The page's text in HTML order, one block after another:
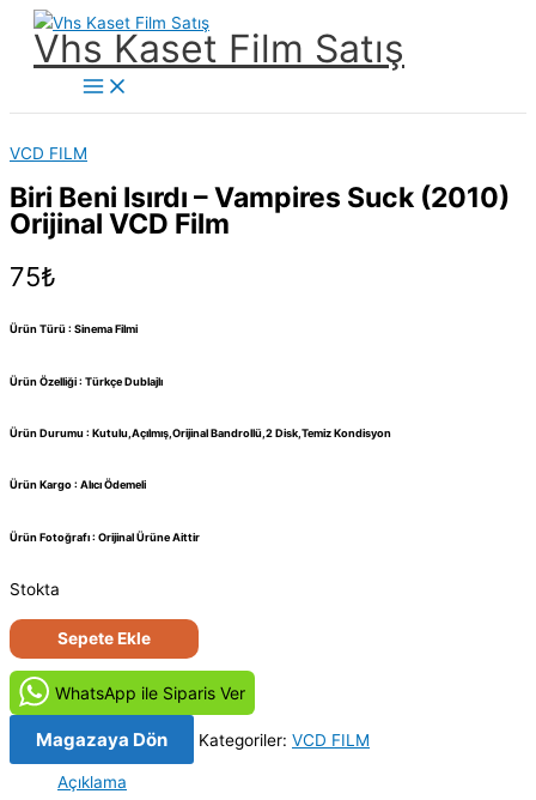
İçeriğe
Vhs Kaset Film Satış
Main
Menu
VCD FILM
Biri Beni Isırdı – Vampires Suck (2010)
Orijinal VCD Film
75₺
Ürün Türü : Sinema Filmi
Ürün Özelliği : Türkçe Dublajlı
Ürün Durumu : Kutulu,Açılmış,Orijinal Bandrollü,2 Disk,Temiz Kondisyon
Ürün Kargo : Alıcı Ödemeli
Ürün Fotoğrafı : Orijinal Ürüne Aittir
Stokta
Biri
Beni
Isırdı
-
Vampires
Suck
(2010)
Sepete Ekle
WhatsApp ile Siparis Ver
Magazaya Dön Kategoriler: VCD FILM
Açıklama